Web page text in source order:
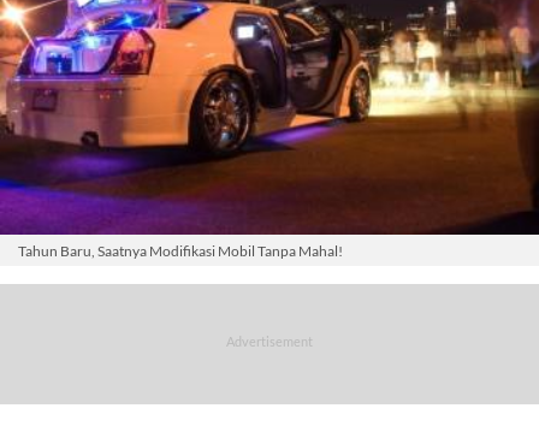
Tahun Baru, Saatnya Modifikasi Mobil Tanpa Mahal!